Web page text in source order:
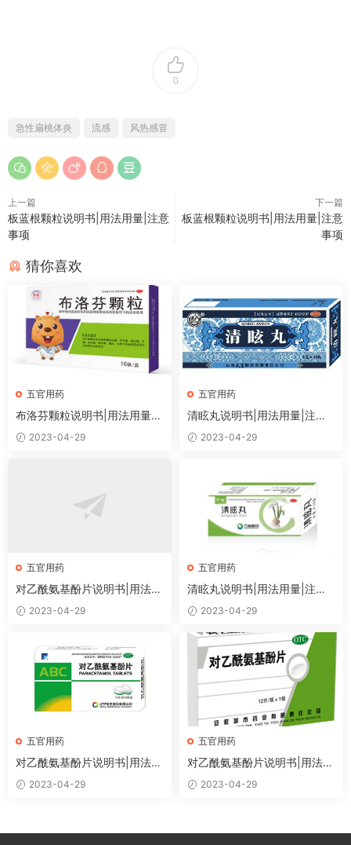
0
急性扁桃体炎 流感 风热感冒
上一篇
板蓝根颗粒说明书|用法用量|注意
事项
下一篇
板蓝根颗粒说明书|用法用量|注意
事项
猜你喜欢
五官用药
布洛芬颗粒说明书|用法用量|
注意事项
2023-04-29
五官用药
清眩丸说明书|用法用量|注意
事项2023-04-29
五官用药
对乙酰氨基酚片说明书|用法用
量|注意事项
2023-04-29
五官用药
清眩丸说明书|用法用量|注意
事项2023-04-29
五官用药
对乙酰氨基酚片说明书|用法用
量|注意事项
2023-04-29
五官用药
对乙酰氨基酚片说明书|用法用
量|注意事项
2023-04-29